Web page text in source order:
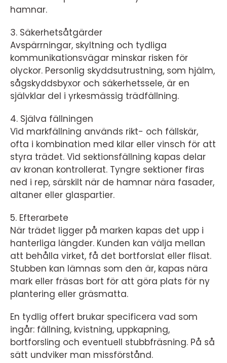
hamnar.
3. Säkerhetsåtgärder
Avspärrningar, skyltning och tydliga
kommunikationsvägar minskar risken för
olyckor. Personlig skyddsutrustning, som hjälm,
sågskyddsbyxor och säkerhetssele, är en
självklar del i yrkesmässig trädfällning.
4. Själva fällningen
Vid markfällning används rikt- och fällskär,
ofta i kombination med kilar eller vinsch för att
styra trädet. Vid sektionsfällning kapas delar
av kronan kontrollerat. Tyngre sektioner firas
ned i rep, särskilt när de hamnar nära fasader,
altaner eller glaspartier.
5. Efterarbete
När trädet ligger på marken kapas det upp i
hanterliga längder. Kunden kan välja mellan
att behålla virket, få det bortforslat eller flisat.
Stubben kan lämnas som den är, kapas nära
mark eller fräsas bort för att göra plats för ny
plantering eller gräsmatta.
En tydlig offert brukar specificera vad som
ingår: fällning, kvistning, uppkapning,
bortforsling och eventuell stubbfräsning. På så
sätt undviker man missförstånd.